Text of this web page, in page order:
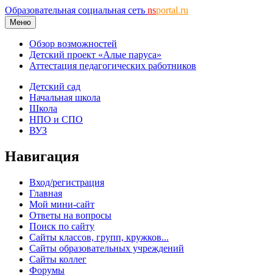
Образовательная социальная сеть nsportal.ru
Меню
Обзор возможностей
Детский проект «Алые паруса»
Аттестация педагогических работников
Детский сад
Начальная школа
Школа
НПО и СПО
ВУЗ
Навигация
Вход/регистрация
Главная
Мой мини-сайт
Ответы на вопросы
Поиск по сайту
Сайты классов, групп, кружков...
Сайты образовательных учреждений
Сайты коллег
Форумы